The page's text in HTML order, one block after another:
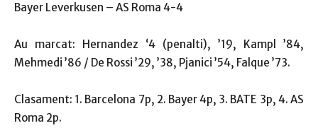
Bayer Leverkusen – AS Roma 4-4
Au marcat: Hernandez ‘4 (penalti), ’19, Kampl ’84,
Mehmedi ’86 / De Rossi ’29, ’38, Pjanici ’54, Falque ’73.
Clasament: 1. Barcelona 7p, 2. Bayer 4p, 3. BATE 3p, 4. AS
Roma 2p.